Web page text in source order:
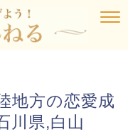
地方の恋愛成
川県,白山